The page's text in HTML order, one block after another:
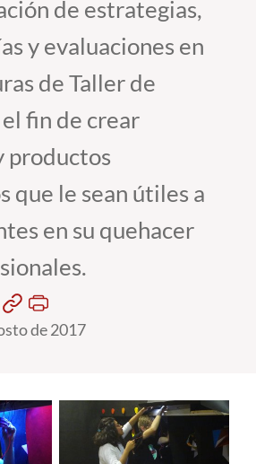
de estrategias,
y evaluaciones en
de Taller de
fin de crear
productos
que le sean útiles a
en su quehacer
de 2017